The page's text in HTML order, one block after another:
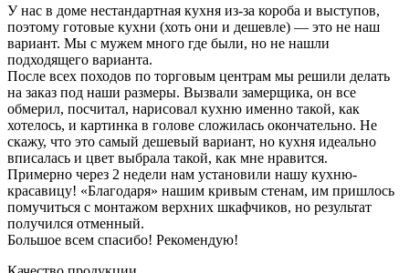
У нас в доме нестандартная кухня из-за короба и выступов,
поэтому готовые кухни (хоть они и дешевле) — это не наш
вариант. Мы с мужем много где были, но не нашли
подходящего варианта.
После всех походов по торговым центрам мы решили делать
на заказ под наши размеры. Вызвали замерщика, он все
обмерил, посчитал, нарисовал кухню именно такой, как
хотелось, и картинка в голове сложилась окончательно. Не
скажу, что это самый дешевый вариант, но кухня идеально
вписалась и цвет выбрала такой, как мне нравится.
Примерно через 2 недели нам установили нашу кухню-
красавицу! «Благодаря» нашим кривым стенам, им пришлось
помучиться с монтажом верхних шкафчиков, но результат
получился отменный.
Большое всем спасибо! Рекомендую!